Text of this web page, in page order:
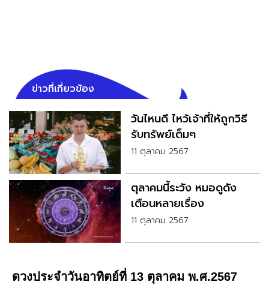
ข่าวที่เกี่ยวข้อง
วันไหนดี ไหว้เจ้าที่ให้ถูกวิธี
รับทรัพย์เต็มๆ
11 ตุลาคม 2567
ตุลาคมนี้ระวัง หมอดูดัง
เตือนหลายเรื่อง
11 ตุลาคม 2567
ดวงประจำวันอาทิตย์ที่ 13 ตุลาคม พ.ศ.2567